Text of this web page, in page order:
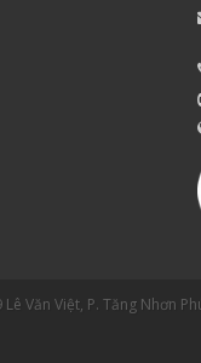
Văn Việt, P. Tăng Nhơn